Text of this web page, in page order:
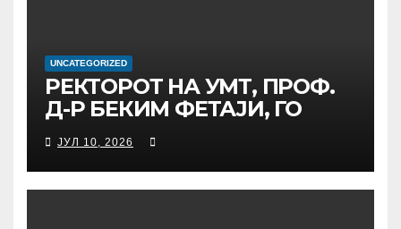
ДИГИТАЛНО
ОБРАЗОВАНИЕ И
ГЛОБАЛНО ГРАЃАНСТВО
UNCATEGORIZED
РЕКТОРОТ НА УМТ, ПРОФ.
Д-Р БЕКИМ ФЕТАЈИ, ГО
ПРЕЧЕКА НА ОФИЦИЈАЛНА
СРЕДБА ГЕНЕРАЛНИОТ
ДИРЕКТОР НА АД МЕПСО,
Д-Р БУРИМ ЛАТИФИ
ЈУЛ 10, 2026